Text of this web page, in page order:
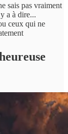
sais pas vraiment
a à dire...
ceux qui ne